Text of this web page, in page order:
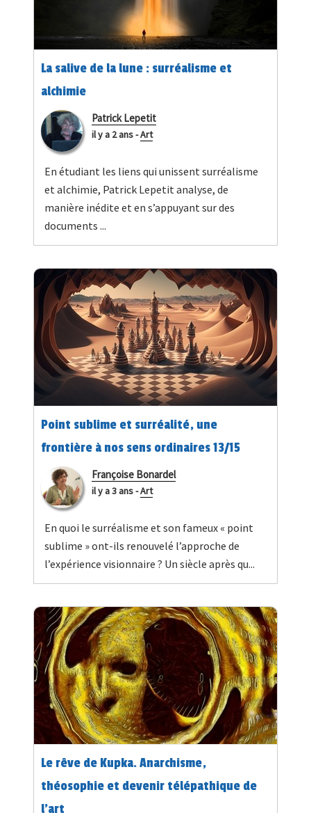
La salive de la lune : surréalisme et
alchimie
Patrick Lepetit
il y a 2 ans-Art
En étudiant les liens qui unissent surréalisme
et alchimie, Patrick Lepetit analyse, de
manière inédite et en s’appuyant sur des
documents ...
Point sublime et surréalité, une
frontière à nos sens ordinaires 13/15
Françoise Bonardel
il y a 3 ans-Art
En quoi le surréalisme et son fameux « point
sublime » ont-ils renouvelé l’approche de
l’expérience visionnaire ? Un siècle après qu...
Le rêve de Kupka. Anarchisme,
théosophie et devenir télépathique de
l’art